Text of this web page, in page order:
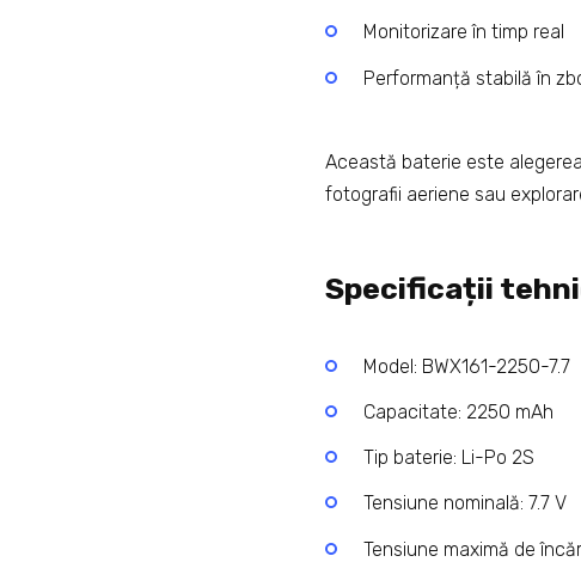
Monitorizare în timp real
Performanță stabilă în
Această baterie este
fotografii aeriene sau
Specificații
Model: BWX161-2250-7.7
Capacitate: 2250 mAh
Tip baterie: Li-Po 2S
Tensiune nominală: 7.7 V
Tensiune maximă de